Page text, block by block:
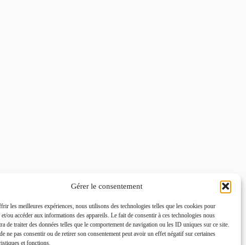
Gérer le consentement
les meilleures expériences, nous utilisons des technologies telles que les cookies pour
ou accéder aux informations des appareils. Le fait de consentir à ces technologies nous
de traiter des données telles que le comportement de navigation ou les ID uniques sur ce site.
ne pas consentir ou de retirer son consentement peut avoir un effet négatif sur certaines
et fonctions.